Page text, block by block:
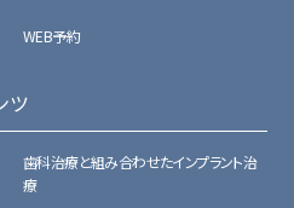
WEB予約
ツ
歯科治療と組み合わせたインプラント治
療